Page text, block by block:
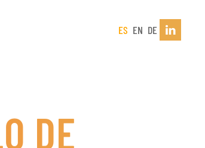
ES EN DE
DE